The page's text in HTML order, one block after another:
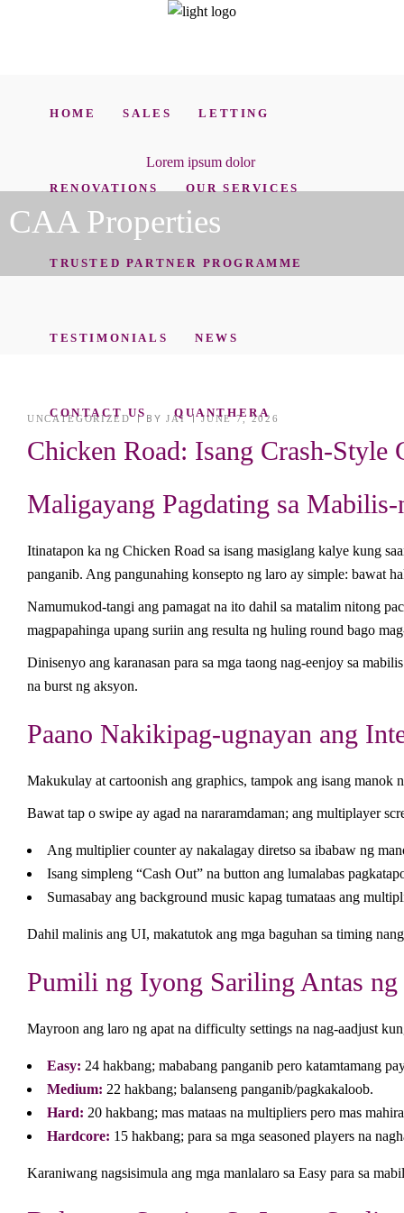
HOME SALES LETTING
RENOVATIONS OUR SERVICES
TRUSTED PARTNER PROGRAMME
TESTIMONIALS NEWS
CONTACT US QUANTHERA
Lorem ipsum dolor
CAA Properties
UNCATEGORIZED BYJAI JUNE 7, 2026
Chicken Road: Isang
Maligayang Pagdating sa
Itinatapon ka ng Chicken Road sa isang masiglang kalye kung
panganib. Ang pangunahing konsepto ng laro ay simple: bawat
Namumukod-tangi ang pamagat na ito dahil sa matalim nitong
magpapahinga upang suriin ang resulta ng huling round bago
Dinisenyo ang karanasan para sa mga taong nag-eenjoy sa
na burst ng aksyon.
Paano Nakikipag-ugnayan ang
Makukulay at cartoonish ang graphics, tampok ang isang manok
Bawat tap o swipe ay agad na nararamdaman; ang multiplayer
Ang multiplier counter ay nakalagay diretso sa ibabaw ng
Isang simpleng “Cash Out” na button ang lumalabas
Sumasabay ang background music kapag tumataas ang
Dahil malinis ang UI, makatutok ang mga baguhan sa timing
Pumili ng Iyong Sariling Antas ng
Mayroon ang laro ng apat na difficulty settings na nag-aadjust
Easy: 24 hakbang; mababang panganib pero katamtamang
Medium: 22 hakbang; balanseng panganib/pagkakaloob.
Hard: 20 hakbang; mas mataas na multipliers pero mas
Hardcore: 15 hakbang; para sa mga seasoned players na
Karaniwang nagsisimula ang mga manlalaro sa Easy para sa